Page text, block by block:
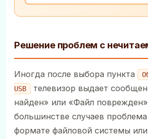
Решение проблем с
Иногда после выбора пункта
USB
телевизор выдает
найден» или «Файл
большинстве случаев
формате файловой системы